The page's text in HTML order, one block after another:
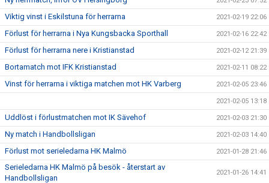
Viktig vinst i Eskilstuna för herrarna 2021-02-19 22:06
Förlust för herrarna i Nya Kungsbacka Sporthall 2021-02-16 22:42
Förlust för herrarna nere i Kristianstad 2021-02-12 21:39
Bortamatch mot IFK Kristianstad 2021-02-11 08:22
Vinst för herrarna i viktiga matchen mot HK Varberg 2021-02-05 23:46
2021-02-05 13:18
Uddlöst i förlustmatchen mot IK Sävehof 2021-02-03 21:30
Ny match i Handbollsligan 2021-02-03 14:40
Förlust mot serieledarna HK Malmö 2021-01-28 21:46
Serieledarna HK Malmö på besök - återstart av
Handbollsligan
2021-01-26 14:41